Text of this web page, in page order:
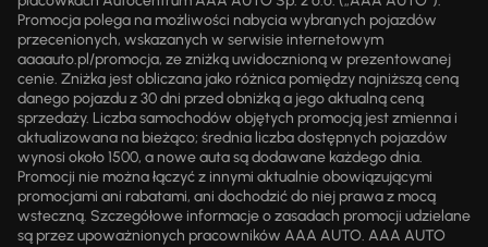
Promocja polega na możliwości nabycia wybranych pojazdów
przecenionych, wskazanych w serwisie internetowym
aaaauto.pl/promocja, ze zniżką uwidocznioną w prezentowanej
cenie. Zniżka jest obliczana jako różnica pomiędzy najniższą ceną
danego pojazdu z 30 dni przed obniżką a jego aktualną ceną
sprzedaży. Liczba samochodów objętych promocją jest zmienna i
aktualizowana na bieżąco; średnia liczba dostępnych pojazdów
wynosi około 1500, a nowe auta są dodawane każdego dnia.
Promocji nie można łączyć z innymi aktualnie obowiązującymi
promocjami ani rabatami, ani dochodzić do niej prawa z mocą
wsteczną. Szczegółowe informacje o zasadach promocji udzielane
są przez upoważnionych pracowników AAA AUTO. AAA AUTO